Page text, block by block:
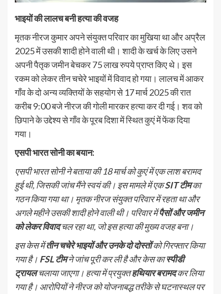
भाइयों की लालच बनी हत्या की वजह
मृतक नीरज कुमार अपने संयुक्त परिवार का मुखिया था और अप्रैल
2025 में उसकी शादी होने वाली थी। शादी के खर्च के लिए उसने
अपनी पैतृक जमीन बेचकर 75 लाख रुपये प्राप्त किए थे। इस
रकम को लेकर तीन चचेरे भाइयों में विवाद हो गया। लालच में आकर
गाँव के दो अन्य व्यक्तियों के सहयोग से 17 मार्च 2025 की रात
करीब 9:00 बजे नीरज की गोली मारकर हत्या कर दी गई। शव को
छिपाने के उद्देश्य से गाँव के पूरब दिशा में स्थित कुएं में फेंक दिया
गया।
एसपी भारत सोनी का बयान:
एसपी भारत सोनी ने बताया की 18 मार्च को कुएं में एक लाश बरामद
हुई थी, जिसकी जांच मैंने स्वयं की। इस मामले में एकSIT टीमका
गठन किया गया था। मृतक नीरज संयुक्त परिवार में रहता था और
अगले महीने उसकी शादी होने वाली थी। परिवार मेंपैसों और जमीन
को लेकर विवादचल रहा था, जो इस हत्या की मुख्य वजह बना।
इस केस मेंतीन चचेरे भाइयों और उनके दो दोस्तोंको गिरफ्तार किया
गया है। FSL टीमने जांच पूरी कर ली है और केस कास्पीडी
ट्रायलचलाया जाएगा। हत्या में प्रयुक्तहथियार बरामदकर लिया
गया है। आरोपियों ने नीरज को योजनाबद्ध तरीके से घटनास्थल पर